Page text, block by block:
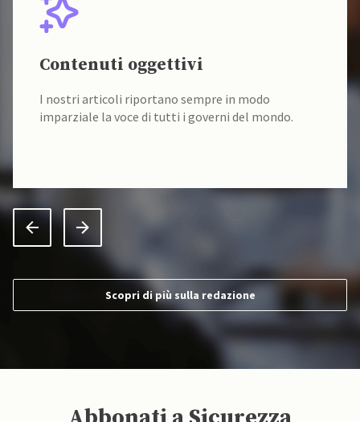
Contenuti oggettivi
I nostri articoli riportano sempre in modo
imparziale la voce di tutti i governi del mondo.
Scopri di più sulla redazione